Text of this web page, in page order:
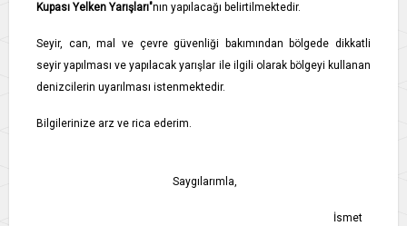
Kupası Yelken Yarışları"nın yapılacağı belirtilmektedir.
Seyir, can, mal ve çevre güvenliği bakımından bölgede dikkatli
seyir yapılması ve yapılacak yarışlar ile ilgili olarak bölgeyi kullanan
denizcilerin uyarılması istenmektedir.
Bilgilerinize arz ve rica ederim.
Saygılarımla,
İsmet